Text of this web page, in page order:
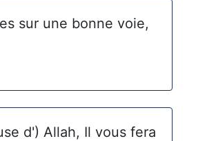
sur une bonne voie,
d') Allah, Il vous fera